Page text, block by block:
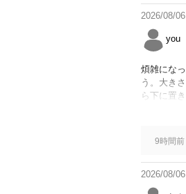
2026/08/06
you
煩雑にな
う。大き
ら下に置
かったの
座席を作
べて無し
ルで分か
て面倒で
9時間前
2026/08/06